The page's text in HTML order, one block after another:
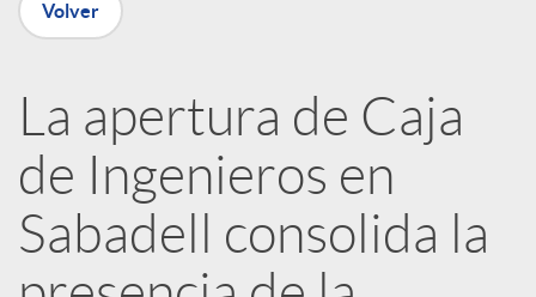
n
R
e
d
Volver
La apertura de Caja
de Ingenieros en
Sabadell consolida la